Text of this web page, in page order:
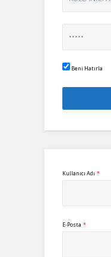
Beni Hatırla
Kullanıcı Adı *
E-Posta *